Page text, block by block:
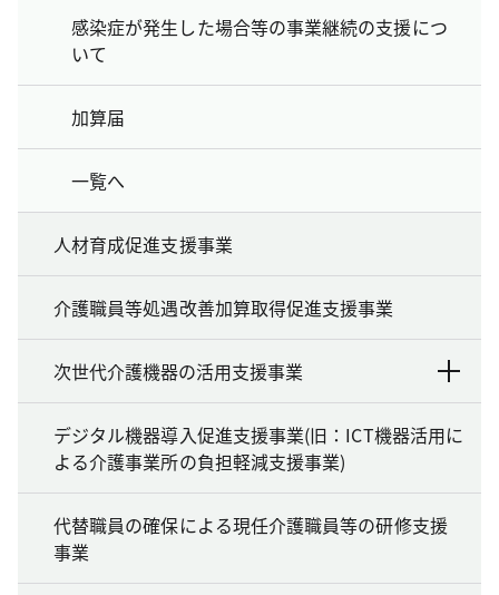
感染症が発生した場合等の事業継続の支援につ
いて
加算届
一覧へ
人材育成促進支援事業
介護職員等処遇改善加算取得促進支援事業
次世代介護機器の活用支援事業
デジタル機器導入促進支援事業(旧：ICT機器活用に
よる介護事業所の負担軽減支援事業)
代替職員の確保による現任介護職員等の研修支援
事業